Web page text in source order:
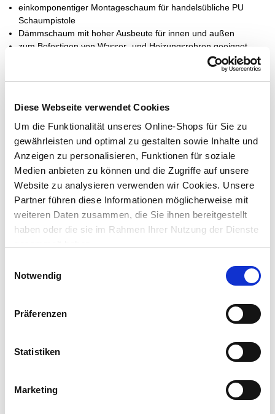
Diese Webseite verwendet Cookies
Um die Funktionalität unseres Online-Shops für Sie zu
gewährleisten und optimal zu gestalten sowie Inhalte und
Anzeigen zu personalisieren, Funktionen für soziale
Medien anbieten zu können und die Zugriffe auf unsere
Website zu analysieren verwenden wir Cookies. Unsere
Partner führen diese Informationen möglicherweise mit
weiteren Daten zusammen, die Sie ihnen bereitgestellt
haben oder die sie im Rahmen Ihrer Nutzung der Dienste
Notwendig
Präferenzen
Statistiken
Marketing
einkomponentiger Montageschaum für handelsübliche PU
Schaumpistole
Dämmschaum mit hoher Ausbeute für innen und außen
zum Befestigen von Wasser- und Heizungsrohren geeignet
Verfügbarkeit online: Auf Lager
Um Abholung im Markt nutzen zu können, wähle zunächst
einen Markt
Verfügbarkeit:
Jetzt prüfen und Markt auswählen
Menge
Der 1K B2 Pistolenschaum ist ein einkomponentiger PU